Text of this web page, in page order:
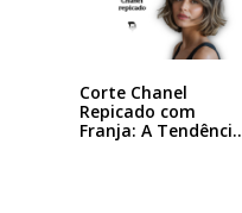
Corte Chanel
Repicado com
Franja: A Tendência